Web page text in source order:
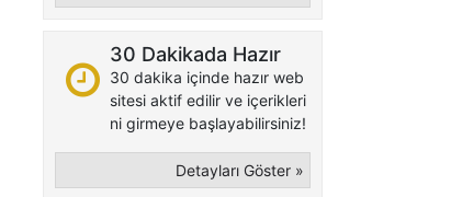
30 Dakikada Hazır
30 dakika içinde hazır web
sitesi aktif edilir ve içerikleri
ni girmeye başlayabilirsiniz!
Detayları Göster »